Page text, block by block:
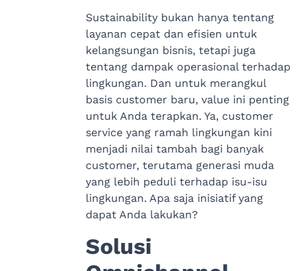
Sustainability bukan hanya tentang
layanan cepat dan efisien untuk
kelangsungan bisnis, tetapi juga
tentang dampak operasional terhadap
lingkungan. Dan untuk merangkul
basis customer baru, value ini penting
untuk Anda terapkan. Ya, customer
service yang ramah lingkungan kini
menjadi nilai tambah bagi banyak
customer, terutama generasi muda
yang lebih peduli terhadap isu-isu
lingkungan. Apa saja inisiatif yang
dapat Anda lakukan?
Solusi